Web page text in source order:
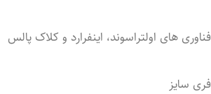
فناوری های اولتراسوند، اینفرارد و کلاک پالس
فری سایز